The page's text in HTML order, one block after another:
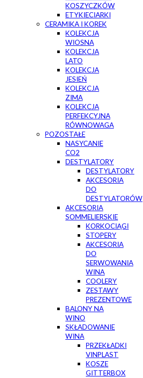
KOSZYCZKÓW
ETYKIECIARKI
CERAMIKA I KOREK
KOLEKCJA
WIOSNA
KOLEKCJA
LATO
KOLEKCJA
JESIEŃ
KOLEKCJA
ZIMA
KOLEKCJA
PERFEKCYJNA
RÓWNOWAGA
POZOSTAŁE
NASYCANIE
CO2
DESTYLATORY
DESTYLATORY
AKCESORIA
DO
DESTYLATORÓW
AKCESORIA
SOMMELIERSKIE
KORKOCIĄGI
STOPERY
AKCESORIA
DO
SERWOWANIA
WINA
COOLERY
ZESTAWY
PREZENTOWE
BALONY NA
WINO
SKŁADOWANIE
WINA
PRZEKŁADKI
VINPLAST
KOSZE
GITTERBOX